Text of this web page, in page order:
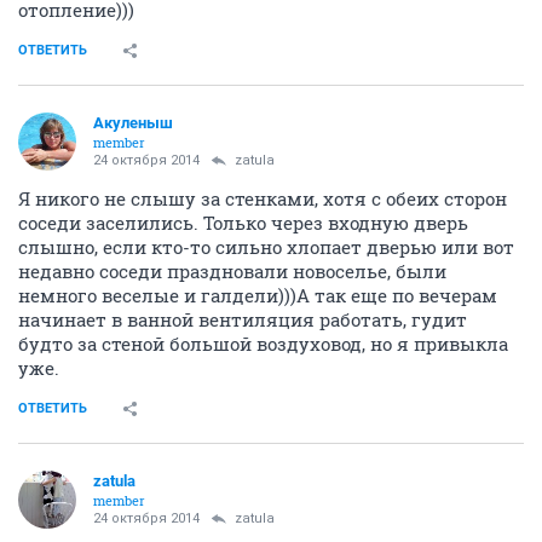
отопление)))
ОТВЕТИТЬ
Акуленыш
member
24 октября 2014 zatula
Я никого не слышу за стенками, хотя с обеих сторон
соседи заселились. Только через входную дверь
слышно, если кто-то сильно хлопает дверью или вот
недавно соседи праздновали новоселье, были
немного веселые и галдели)))А так еще по вечерам
начинает в ванной вентиляция работать, гудит
будто за стеной большой воздуховод, но я привыкла
уже.
ОТВЕТИТЬ
zatula
member
24 октября 2014 zatula